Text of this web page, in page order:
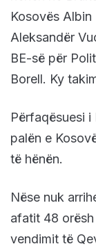
Kosovës
Aleksandër
BE-së për
Borell. Ky
Përfaqësuesi
palën e
të hënën.
Nëse nuk
afatit 48
vendimit të